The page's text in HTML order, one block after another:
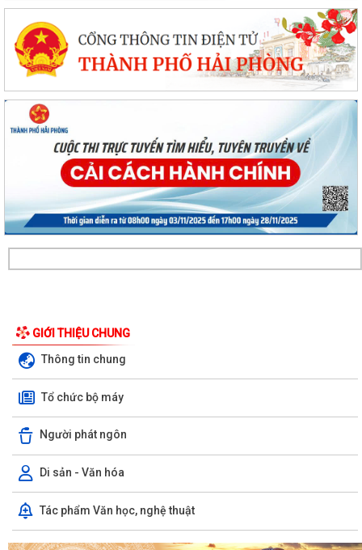
GIỚI THIỆU CHUNG
Thông tin chung
Tổ chức bộ máy
Người phát ngôn
Di sản - Văn hóa
Tác phẩm Văn học, nghệ thuật